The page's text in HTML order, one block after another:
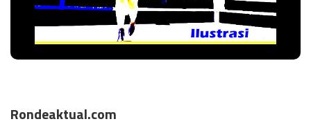
Rondeaktual.com